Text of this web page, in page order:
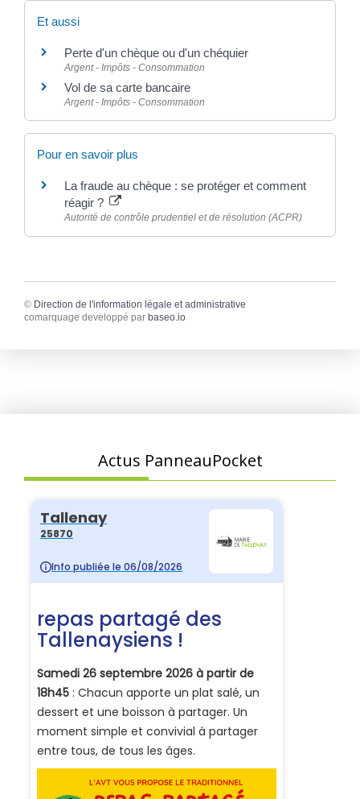
Et aussi
Perte d'un chèque ou d'un chéquier
Argent - Impôts - Consommation
Vol de sa carte bancaire
Argent - Impôts - Consommation
Pour en savoir plus
La fraude au chèque : se protéger et comment
réagir ?
Autorité de contrôle prudentiel et de résolution (ACPR)
© Direction de l'information légale et administrative
comarquage developpé par baseo.io
Actus PanneauPocket